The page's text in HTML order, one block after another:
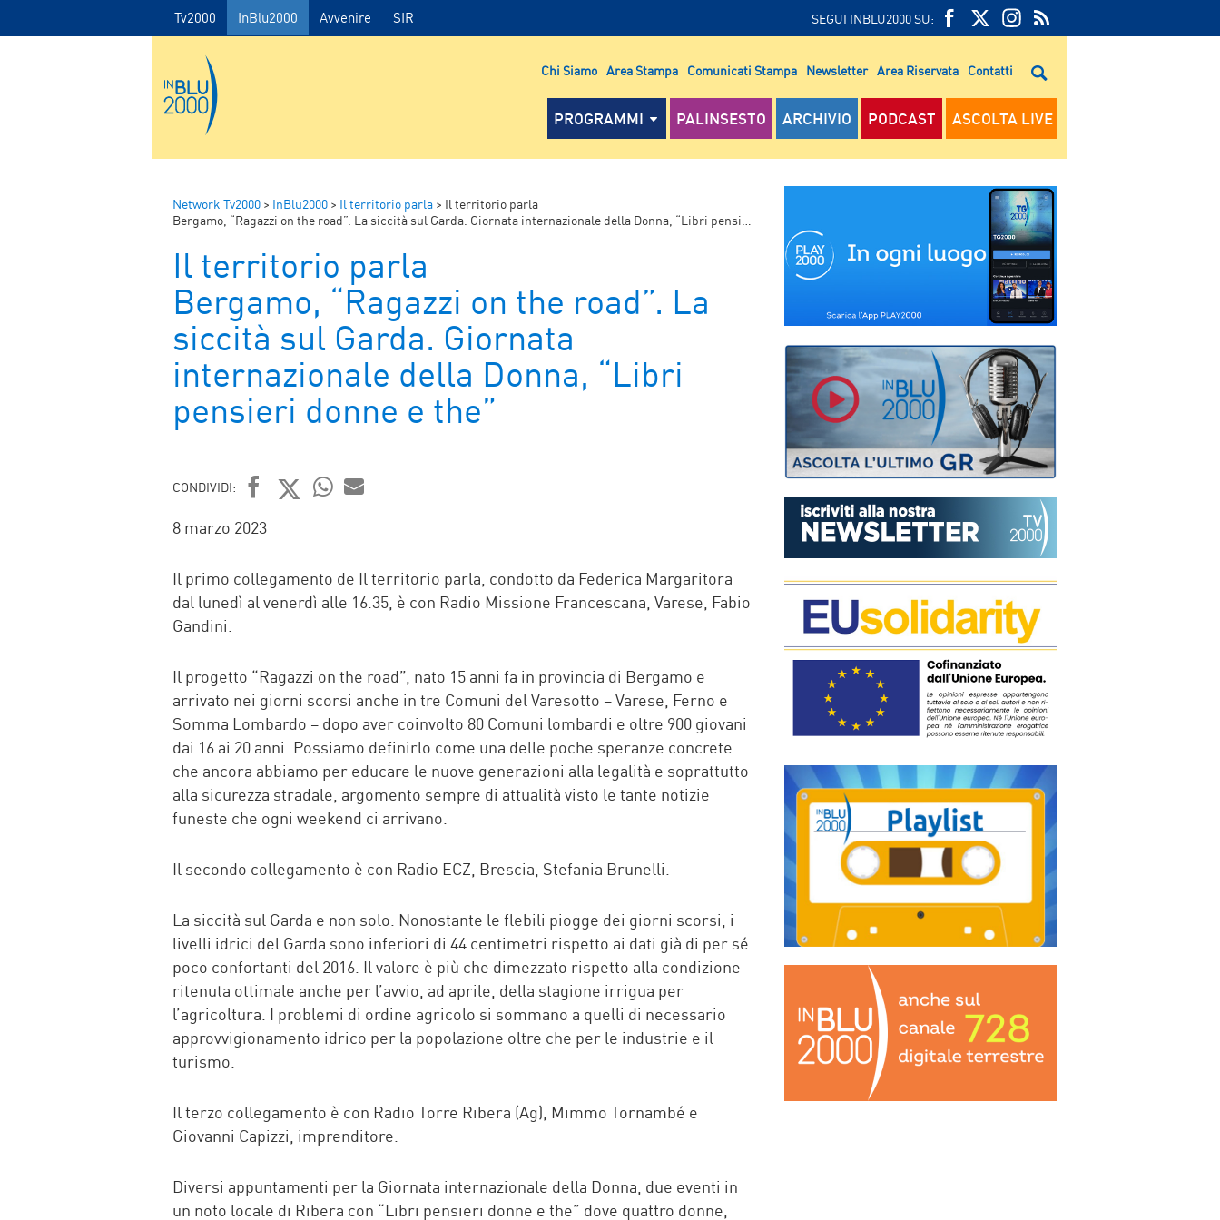
Tv2000 InBlu2000 Avvenire SIR SEGUI INBLU2000 SU:
FEED
RSS
RSS
Chi Siamo Area Stampa Comunicati Stampa Newsletter Area Riservata Contatti
PROGRAMMI PALINSESTO ARCHIVIO PODCAST ASCOLTA LIVE
Network Tv2000 > InBlu2000 > Il territorio parla > Il territorio parla
Bergamo, “Ragazzi on the road”. La siccità sul Garda. Giornata internazionale della Donna, “Libri pensieri donne e the”
Il territorio parla
Bergamo, “Ragazzi on the road”. La
siccità sul Garda. Giornata
internazionale della Donna, “Libri
pensieri donne e the”
CONDIVIDI:
FACEBOOK
8 marzo 2023
Il primo collegamento de Il territorio parla, condotto da Federica Margaritora
dal lunedì al venerdì alle 16.35, è con Radio Missione Francescana, Varese, Fabio
Gandini.
Il progetto “Ragazzi on the road”, nato 15 anni fa in provincia di Bergamo e
arrivato nei giorni scorsi anche in tre Comuni del Varesotto – Varese, Ferno e
Somma Lombardo – dopo aver coinvolto 80 Comuni lombardi e oltre 900 giovani
dai 16 ai 20 anni. Possiamo definirlo come una delle poche speranze concrete
che ancora abbiamo per educare le nuove generazioni alla legalità e soprattutto
alla sicurezza stradale, argomento sempre di attualità visto le tante notizie
funeste che ogni weekend ci arrivano.
Il secondo collegamento è con Radio ECZ, Brescia, Stefania Brunelli.
La siccità sul Garda e non solo. Nonostante le flebili piogge dei giorni scorsi, i
livelli idrici del Garda sono inferiori di 44 centimetri rispetto ai dati già di per sé
poco confortanti del 2016. Il valore è più che dimezzato rispetto alla condizione
ritenuta ottimale anche per l’avvio, ad aprile, della stagione irrigua per
l’agricoltura. I problemi di ordine agricolo si sommano a quelli di necessario
approvvigionamento idrico per la popolazione oltre che per le industrie e il
turismo.
Il terzo collegamento è con Radio Torre Ribera (Ag), Mimmo Tornambé e
Giovanni Capizzi, imprenditore.
Diversi appuntamenti per la Giornata internazionale della Donna, due eventi in
un noto locale di Ribera con “Libri pensieri donne e the” dove quattro donne,